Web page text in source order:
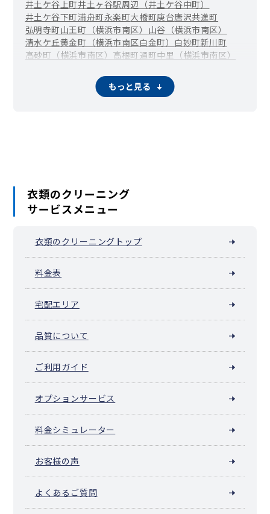
井土ケ谷上町井土ヶ谷駅周辺（井土ケ谷中町）
井土ケ谷下町浦舟町永楽町大橋町庚台唐沢共進町
弘明寺町山王町（横浜市南区） 山谷（横浜市南区）
清水ケ丘黄金町（横浜市南区白金町） 白妙町新川町
高砂町（横浜市南区） 高根町通町中里（横浜市南区）
永田北西中町 八幡町（横浜市南区）
東蒔田町伏見町二葉町
もっと見る
衣類のクリーニング
サービスメニュー
衣類のクリーニングトップ
料金表
宅配エリア
品質について
ご利用ガイド
オプションサービス
料金シミュレーター
お客様の声
よくあるご質問